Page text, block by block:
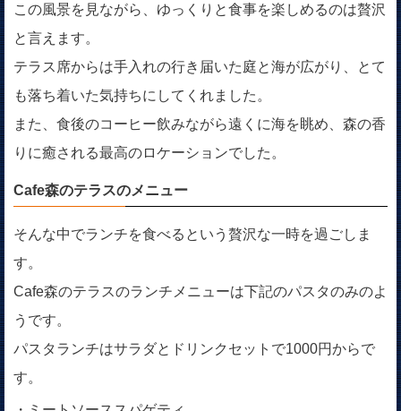
この風景を見ながら、ゆっくりと食事を楽しめるのは贅沢
と言えます。
テラス席からは手入れの行き届いた庭と海が広がり、とて
も落ち着いた気持ちにしてくれました。
また、食後のコーヒー飲みながら遠くに海を眺め、森の香
りに癒される最高のロケーションでした。
Cafe森のテラスのメニュー
そんな中でランチを食べるという贅沢な一時を過ごしま
す。
Cafe森のテラスのランチメニューは下記のパスタのみのよ
うです。
パスタランチはサラダとドリンクセットで1000円からで
す。